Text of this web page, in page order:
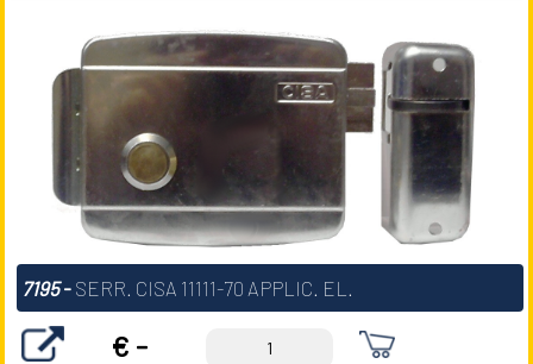
7195- SERR. CISA 11111-70 APPLIC. EL.
€ -